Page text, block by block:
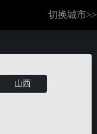
切换城市>>
山西